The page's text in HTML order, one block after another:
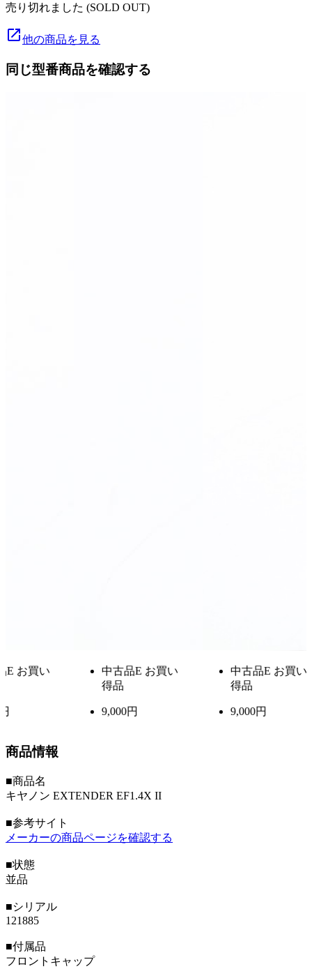
売り切れました (SOLD OUT)
launch他の商品を見る
同じ型番商品を確認する
中古品
E お買い
中古品
E お買い
中
商品情報
■商品名
キヤノン EXTENDER EF1.4X II
■参考サイト
メーカーの商品ページを確認する
■状態
並品
■シリアル
121885
■付属品
フロントキャップ